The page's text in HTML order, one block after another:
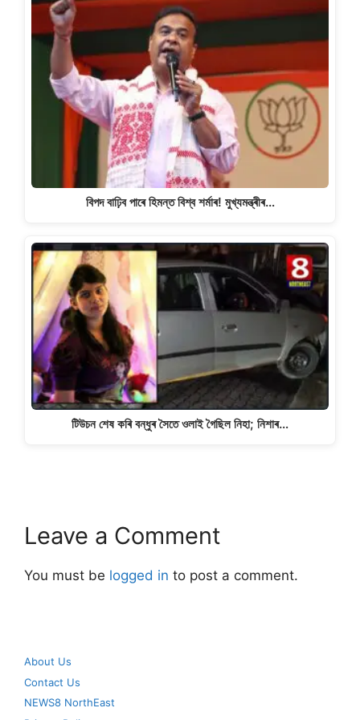
বিপদ বাঢ়িব পাৰে হিমন্ত বিশ্ব শৰ্মাৰ! মুখ্যমন্ত্ৰীৰ…
টিউচন শেষ কৰি বন্ধুৰ সৈতে ওলাই গৈছিল নিহা; নিশাৰ…
Leave a Comment
You must be logged in to post a comment.
About Us
Contact Us
NEWS8 NorthEast